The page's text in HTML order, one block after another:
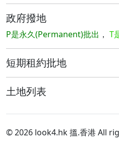
政府撥地
P是永久(Permanent)批出 ， T
短期租約批地
土地列表
© 2026 look4.hk 搵.香港 All